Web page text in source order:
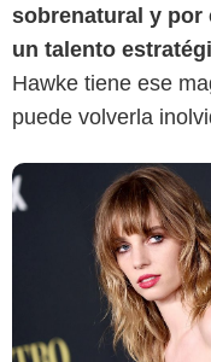
sobrenatural y por
un talento
Hawke tiene ese
puede volverla